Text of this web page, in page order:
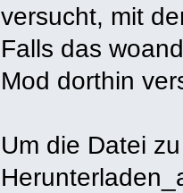
versucht, mit
Falls das
Mod dorthin
Um die Datei